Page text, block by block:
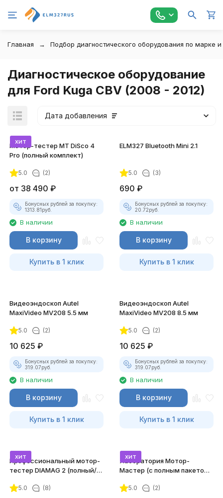
Главная Подбор диагностического оборудования по марке
Диагностическое оборудование
для Ford Kuga CBV (2008 - 2012)
Дата добавления
хит
Мотор-тестер MT DiSco 4
Pro (полный комплект)
5.0 (2)
от 38 490 ₽
Бонусных рублей за покупку:
1313.81руб.
В наличии
В корзину
Купить в 1 клик
ELM327 Bluetooth Mini 2.1
5.0 (3)
690 ₽
Бонусных рублей за покупку:
20.72руб.
В наличии
В корзину
Купить в 1 клик
Видеоэндоскоп Autel
MaxiVideo MV208 5.5 мм
5.0 (2)
10 625 ₽
Бонусных рублей за покупку:
319.07руб.
В наличии
В корзину
Купить в 1 клик
Видеоэндоскоп Autel
MaxiVideo MV208 8.5 мм
5.0 (2)
10 625 ₽
Бонусных рублей за покупку:
319.07руб.
В наличии
В корзину
Купить в 1 клик
хит
Профессиональный мотор-
тестер DIAMAG 2 (полный/
5.0 (8)
хит
Лаборатория Мотор-
Мастер (с полным пакетом
5.0 (2)